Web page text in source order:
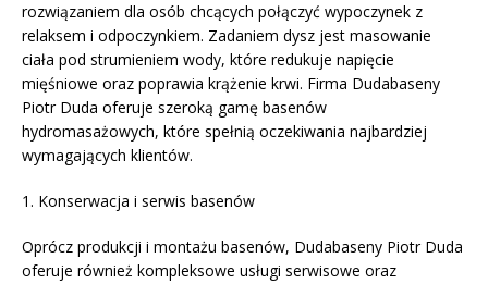
rozwiązaniem dla osób chcących połączyć wypoczynek z
relaksem i odpoczynkiem. Zadaniem dysz jest masowanie
ciała pod strumieniem wody, które redukuje napięcie
mięśniowe oraz poprawia krążenie krwi. Firma Dudabaseny
Piotr Duda oferuje szeroką gamę basenów
hydromasażowych, które spełnią oczekiwania najbardziej
wymagających klientów.
1. Konserwacja i serwis basenów
Oprócz produkcji i montażu basenów, Dudabaseny Piotr Duda
oferuje również kompleksowe usługi serwisowe oraz